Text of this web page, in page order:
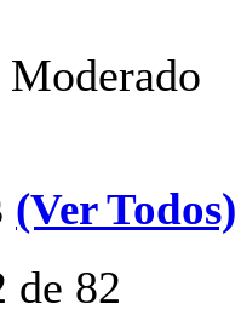
Moderado
(Ver Todos)
de 82